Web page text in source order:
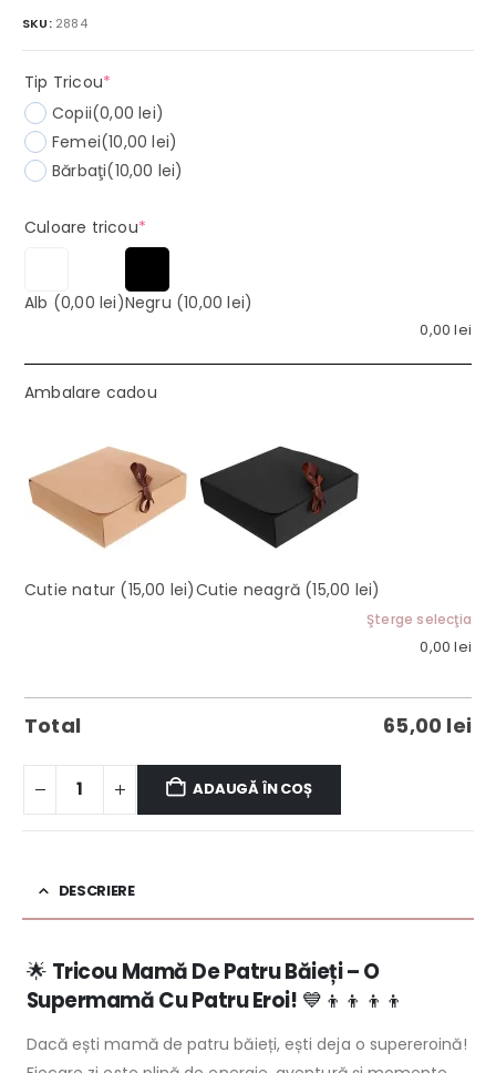
SKU: 2884
Tip Tricou*
Copii(0,00 lei)
Femei(10,00 lei)
Bărbaţi(10,00 lei)
Culoare tricou*(required)
Alb (0,00 lei)Negru (10,00 lei)
0,00lei
Ambalare cadou
Cutie natur (15,00 lei)Cutie neagră (15,00 lei)
Şterge selecţia
0,00lei
Total 65,00 lei
ADAUGĂ ÎN COȘ
DESCRIERE
🌟 Tricou Mamă De Patru Băieți – O
Supermamă Cu Patru Eroi! 💙👦👦👦👦
Dacă ești mamă de patru băieți, ești deja o supereroină!